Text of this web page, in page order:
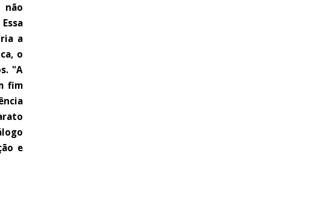
não
a
o
"A
fim
e